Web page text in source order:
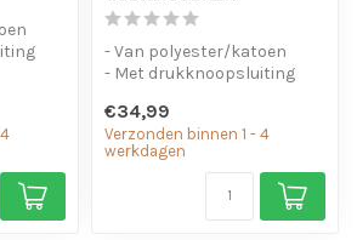
- Van polyester/katoen
- Met drukknoopsluiting
€34,99
Verzonden binnen 1 - 4
werkdagen